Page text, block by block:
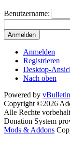
Benutzername:
Anmelden
Anmelden
Registrieren
Desktop-
Nach oben
Powered by
Copyright ©2026
Alle Rechte
Donation System
Mods & Addons